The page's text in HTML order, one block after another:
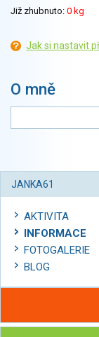
Již zhubnuto: 0 kg
Jak si nastavit
O mně
JANKA61
AKTIVITA
INFORMACE
FOTOGALERIE
BLOG